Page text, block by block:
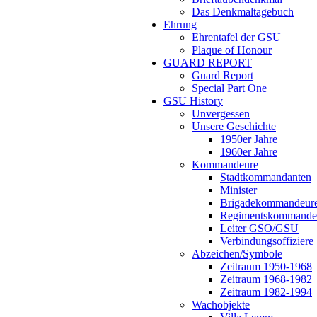
Das Denkmaltagebuch
Ehrung
Ehrentafel der GSU
Plaque of Honour
GUARD REPORT
Guard Report
Special Part One
GSU History
Unvergessen
Unsere Geschichte
1950er Jahre
1960er Jahre
Kommandeure
Stadtkommandanten
Minister
Leiter GSO/GSU
Verbindungsoffiziere
Abzeichen/Symbole
Zeitraum 1950-1968
Zeitraum 1968-1982
Zeitraum 1982-1994
Wachobjekte